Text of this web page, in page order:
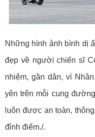
Những hình ảnh bình dị
đẹp về người chiến sĩ
nhiệm, gần dân, vì
yên trên mỗi cung
luôn được an toàn,
đỉnh điểm./.